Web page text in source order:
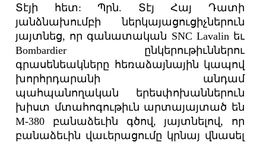
Տէյի հետ: Պրն. Տէյ Հայ Դատի
յանձնախումբի ներկայացուցիչներուն
յայտնեց, որ գանատական SNC Lavalin եւ
Bombardier ընկերութիւններու
գրասենեակները հեռաձայնային կապով
խորհրդարանի անդամ
պահպանողական երեսփոխաններուն
խիստ մտահոգութիւն արտայայտած են
M-380 բանաձեւին գծով, յայտնելով, որ
բանաձեւին վաւերացումը կրնայ վնասել